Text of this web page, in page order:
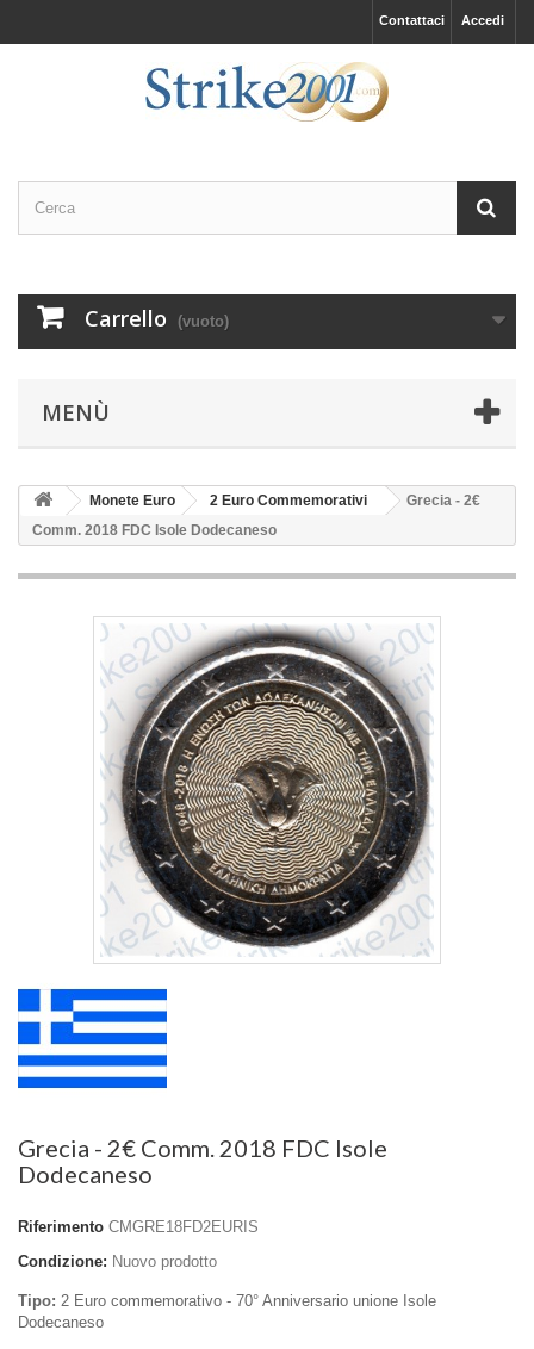
Accedi
Contattaci
Carrello (vuoto)
MENÙ
Monete Euro 2 Euro Commemorativi
Grecia - 2€
Comm. 2018 FDC Isole Dodecaneso
Grecia - 2€ Comm. 2018 FDC Isole
Dodecaneso
Riferimento CMGRE18FD2EURIS
Condizione: Nuovo prodotto
Tipo: 2 Euro commemorativo - 70° Anniversario unione Isole
Dodecaneso